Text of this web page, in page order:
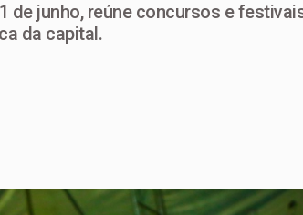
de junho, reúne concursos e
da capital.